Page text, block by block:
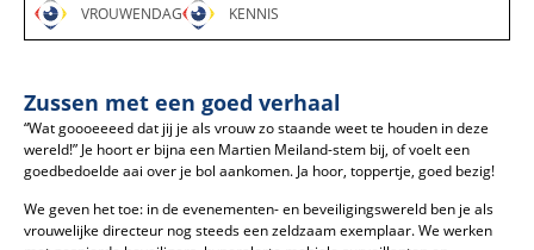
VROUWENDAG
KENNIS
Zussen met een goed verhaal
“Wat goooeeeed dat jij je als vrouw zo staande weet te houden in deze
wereld!” Je hoort er bijna een Martien Meiland-stem bij, of voelt een
goedbedoelde aai over je bol aankomen. Ja hoor, toppertje, goed bezig!
We geven het toe: in de evenementen- en beveiligingswereld ben je als
vrouwelijke directeur nog steeds een zeldzaam exemplaar. We werken